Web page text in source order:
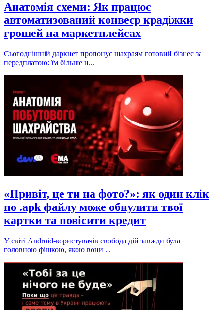
Анатомія схеми: Як працює
автоматизований конвеєр крадіжки
грошей на маркетплейсах
Сьогоднішній даркнет пропонує шахраям готовий бізнес за
передплатою: їм більше н...
«Привіт, це ти на фото?»: як один клік
по .apk файлу може обнулити твої
картки та повісити кредит
У світі Android-користувачів свобода дій завжди була
головною фішкою, якою вони ...